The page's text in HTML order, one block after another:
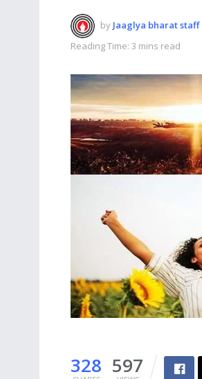
by Jaaglya bharat staff
Reading Time: 3 mins read
328 597